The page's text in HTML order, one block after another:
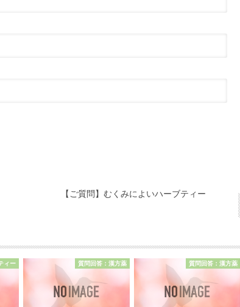
【ご質問】むくみによいハーブティー
ィー 質問回答：漢方薬 質問回答：漢方薬